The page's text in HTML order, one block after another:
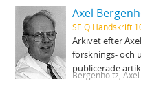
Axel
SE Q Handskrift
Arkivet efter
forsknings- och
publicerade
Bergenholtz, Axel